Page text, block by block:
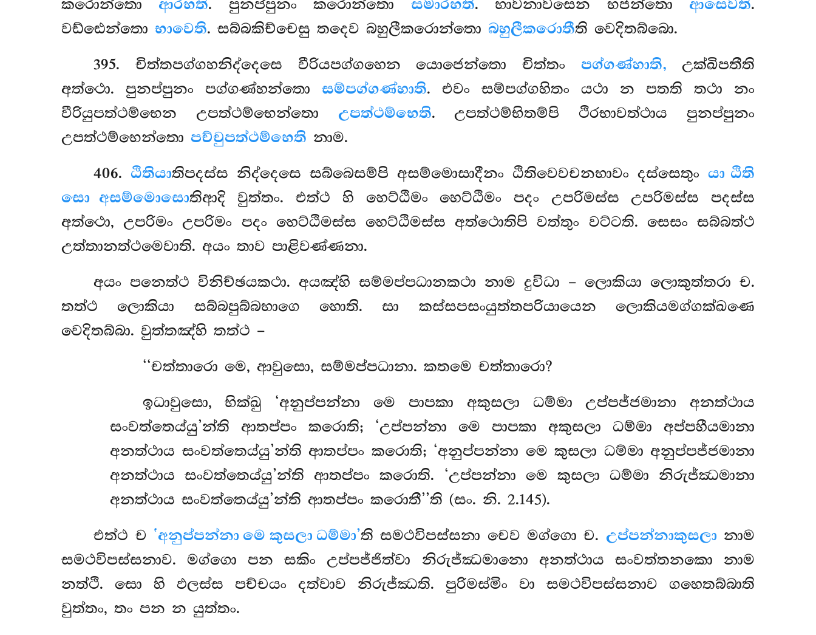
කරොන්තො ආරභති. පුනප්පුනං කරොන්තො සමාරභති. භාවනාවසෙන භජන්තො ආසෙවති.
වඩ්ඪෙන්තො භාවෙති. සබ්බකිච්චෙසු තදෙව බහුලීකරොන්තො බහුලීකරොතීති වෙදිතබ්බො.
395. චිත්තපග්ගහනිද්දෙසෙ වීරියපග්ගහෙන යොජෙන්තො චිත්තං පග්ගණ්හාති, උක්ඛිපතීති
අත්ථො. පුනප්පුනං පග්ගණ්හන්තො සම්පග්ගණ්හාති. එවං සම්පග්ගහිතං යථා න පතති තථා නං
වීරියුපත්ථම්භෙන උපත්ථම්භෙන්තො උපත්ථම්භෙති. උපත්ථම්භිතම්පි ථිරභාවත්ථාය පුනප්පුනං
උපත්ථම්භෙන්තො පච්චුපත්ථම්භෙති නාම.
406. ඨිතියාතිපදස්ස නිද්දෙසෙ සබ්බෙසම්පි අසම්මොසාදීනං ඨිතිවෙවචනභාවං දස්සෙතුංයා ඨිති
සො අසම්මොසොතිආදි වුත්තං. එත්ථ හි හෙට්ඨිමං හෙට්ඨිමං පදං උපරිමස්ස උපරිමස්ස පදස්ස
අත්ථො, උපරිමං උපරිමං පදං හෙට්ඨිමස්ස හෙට්ඨිමස්ස අත්ථොතිපි වත්තුං වට්ටති. සෙසං සබ්බත්ථ
උත්තානත්ථමෙවාති. අයං තාව පාළිවණ්ණනා.
අයං පනෙත්ථ විනිච්ඡයකථා. අයඤ්හි සම්මප්පධානකථා නාම දුවිධා – ලොකියා ලොකුත්තරා ච.
තත්ථ ලොකියා සබ්බපුබ්බභාගෙ හොති. සා කස්සපසංයුත්තපරියායෙන ලොකියමග්ගක්ඛණෙ
වෙදිතබ්බා. වුත්තඤ්හි තත්ථ –
‘‘චත්තාරො මෙ, ආවුසො, සම්මප්පධානා. කතමෙ චත්තාරො?
ඉධාවුසො, භික්ඛු ‘අනුප්පන්නා මෙ පාපකා අකුසලා ධම්මා උප්පජ්ජමානා අනත්ථාය
සංවත්තෙය්යු’න්ති ආතප්පං කරොති; ‘උප්පන්නා මෙ පාපකා අකුසලා ධම්මා අප්පහීයමානා
අනත්ථාය සංවත්තෙය්යු’න්ති ආතප්පං කරොති; ‘අනුප්පන්නා මෙ කුසලා ධම්මා අනුප්පජ්ජමානා
අනත්ථාය සංවත්තෙය්යු’න්ති ආතප්පං කරොති. ‘උප්පන්නා මෙ කුසලා ධම්මා නිරුජ්ඣමානා
අනත්ථාය සංවත්තෙය්යු’න්ති ආතප්පං කරොතී’’ති (සං. නි. 2.145).
එත්ථ ච ‘අනුප්පන්නා මෙ කුසලා ධම්මා’ති සමථවිපස්සනා චෙව මග්ගො ච. උප්පන්නාකුසලා නාම
සමථවිපස්සනාව. මග්ගො පන සකිං උප්පජ්ජිත්වා නිරුජ්ඣමානො අනත්ථාය සංවත්තනකො නාම
නත්ථි. සො හි ඵලස්ස පච්චයං දත්වාව නිරුජ්ඣති. පුරිමස්මිං වා සමථවිපස්සනාව ගහෙතබ්බාති
වුත්තං, තං පන න යුත්තං.